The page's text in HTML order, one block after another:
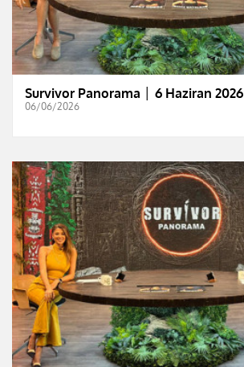
Survivor Panorama │ 6 Haziran 2026
06/06/2026